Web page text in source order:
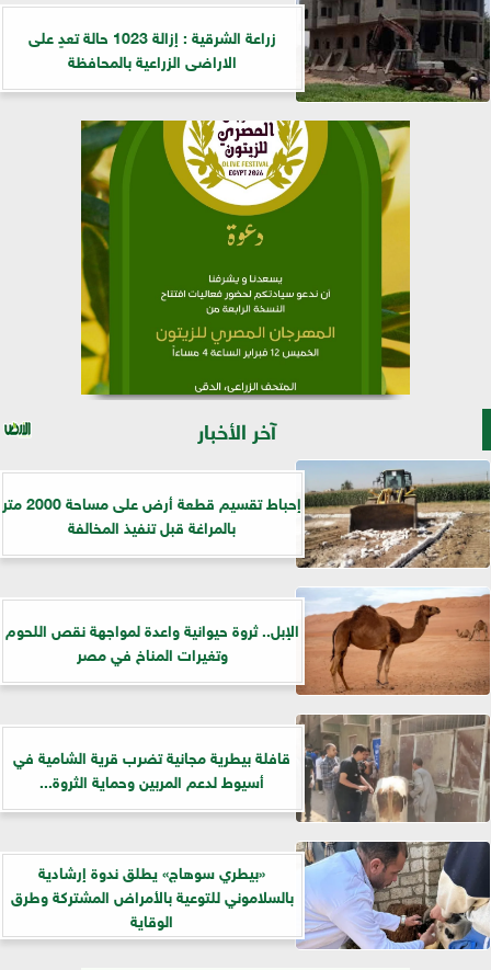
زراعة الشرقية : إزالة 1023 حالة تعدٍ على
الاراضى الزراعية بالمحافظة
آخر الأخبار
إحباط تقسيم قطعة أرض على مساحة 2000 متر
بالمراغة قبل تنفيذ المخالفة
الإبل.. ثروة حيوانية واعدة لمواجهة نقص اللحوم
وتغيرات المناخ في مصر
قافلة بيطرية مجانية تضرب قرية الشامية في
أسيوط لدعم المربين وحماية الثروة...
«بيطري سوهاج» يطلق ندوة إرشادية
بالسلاموني للتوعية بالأمراض المشتركة وطرق
الوقاية